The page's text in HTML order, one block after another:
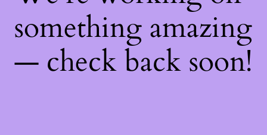
something amazing
— check back soon!